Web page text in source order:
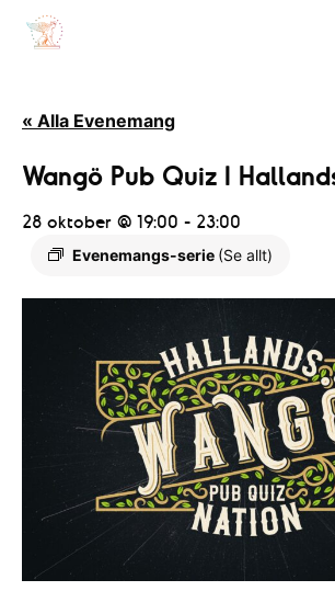
« Alla Evenemang
Wangö Pub Quiz I
28 oktober @ 19:00 - 23:00
Evenemangs-serie (Se allt)